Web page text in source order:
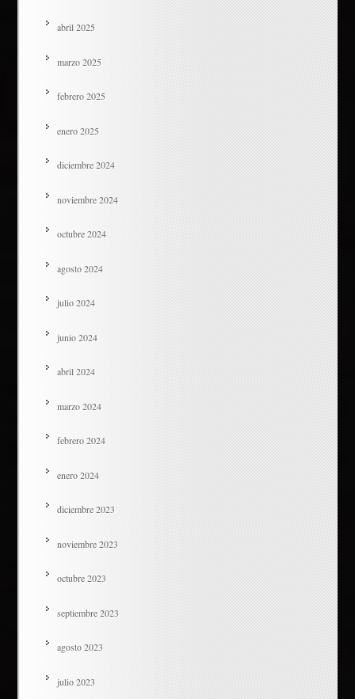
abril 2025
marzo 2025
febrero 2025
enero 2025
diciembre 2024
noviembre 2024
octubre 2024
agosto 2024
julio 2024
junio 2024
abril 2024
marzo 2024
febrero 2024
enero 2024
diciembre 2023
noviembre 2023
octubre 2023
septiembre 2023
agosto 2023
julio 2023